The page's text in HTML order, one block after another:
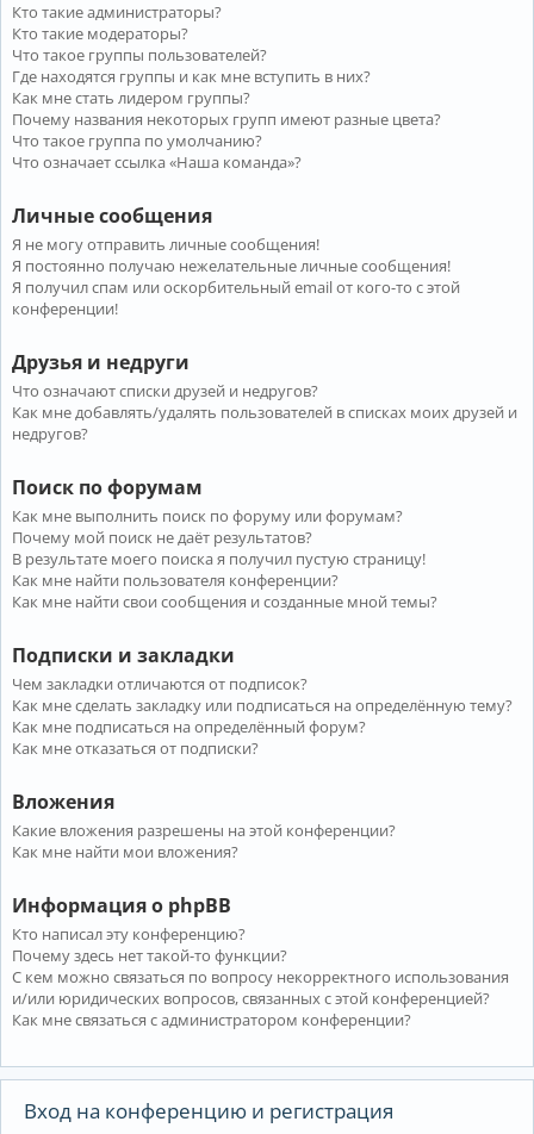
Кто такие администраторы?
Кто такие модераторы?
Что такое группы пользователей?
Где находятся группы и как мне вступить в них?
Как мне стать лидером группы?
Почему названия некоторых групп имеют разные цвета?
Что такое группа по умолчанию?
Что означает ссылка «Наша команда»?
Личные сообщения
Я не могу отправить личные сообщения!
Я постоянно получаю нежелательные личные сообщения!
Я получил спам или оскорбительный email от кого-то с этой
конференции!
Друзья и недруги
Что означают списки друзей и недругов?
Как мне добавлять/удалять пользователей в списках моих друзей и
недругов?
Поиск по форумам
Как мне выполнить поиск по форуму или форумам?
Почему мой поиск не даёт результатов?
В результате моего поиска я получил пустую страницу!
Как мне найти пользователя конференции?
Как мне найти свои сообщения и созданные мной темы?
Подписки и закладки
Чем закладки отличаются от подписок?
Как мне сделать закладку или подписаться на определённую тему?
Как мне подписаться на определённый форум?
Как мне отказаться от подписки?
Вложения
Какие вложения разрешены на этой конференции?
Как мне найти мои вложения?
Информация о phpBB
Кто написал эту конференцию?
Почему здесь нет такой-то функции?
С кем можно связаться по вопросу некорректного использования
и/или юридических вопросов, связанных с этой конференцией?
Как мне связаться с администратором конференции?
Вход на конференцию и регистрация